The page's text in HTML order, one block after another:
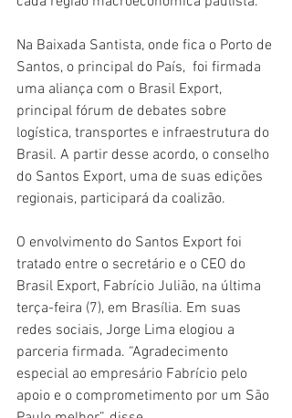
Na Baixada Santista, onde fica o Porto de
Santos, o principal do País,  foi firmada
uma aliança com o Brasil Export,
principal fórum de debates sobre
logística, transportes e infraestrutura do
Brasil. A partir desse acordo, o conselho
do Santos Export, uma de suas edições
regionais, participará da coalizão.
O envolvimento do Santos Export foi
tratado entre o secretário e o CEO do
Brasil Export, Fabrício Julião, na última
terça-feira (7), em Brasília. Em suas
redes sociais, Jorge Lima elogiou a
parceria firmada. “Agradecimento
especial ao empresário Fabrício pelo
apoio e o comprometimento por um São